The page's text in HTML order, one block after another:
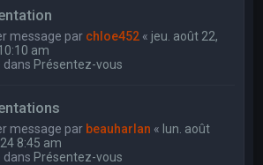
message par chloe452 « jeu. août 22,
am
dans Présentez-vous
message par beauharlan « lun. août
8:45 am
dans Présentez-vous